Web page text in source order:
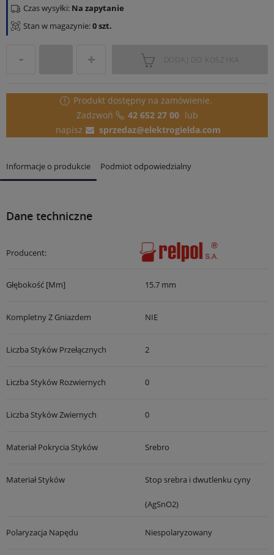
Stan w magazynie:0 szt.
Czas wysyłki: Na zapytanie
DODAJ DO KOSZYKA
Produkt dostępny na zamówienie.
Zadzwoń
42 652 27 00 lub
napisz
sprzedaz@elektrogielda.com
Informacje o produkcie Podmiot odpowiedzialny
Dane techniczne
Producent:
Głębokość [mm] 15.7 mm
Kompletny Z Gniazdem NIE
Liczba Styków Przełącznych 2
Liczba Styków Rozwiernych 0
Liczba Styków Zwiernych 0
Materiał Pokrycia Styków Srebro
Materiał Styków Stop srebra i dwutlenku cyny
(AgSnO2)
Polaryzacja Napędu Niespolaryzowany